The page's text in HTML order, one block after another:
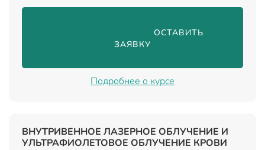
                                ОСТАВИТЬ
ЗАЯВКУ
Подробнее о курсе
ВНУТРИВЕННОЕ ЛАЗЕРНОЕ ОБЛУЧЕНИЕ И
УЛЬТРАФИОЛЕТОВОЕ ОБЛУЧЕНИЕ КРОВИ